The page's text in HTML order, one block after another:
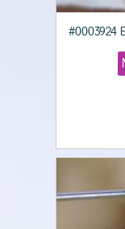
#0003924